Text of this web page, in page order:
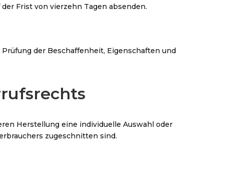
Frist von vierzehn Tagen absenden.
der Beschaffenheit, Eigenschaften und
Herstellung eine individuelle Auswahl oder
zugeschnitten sind.